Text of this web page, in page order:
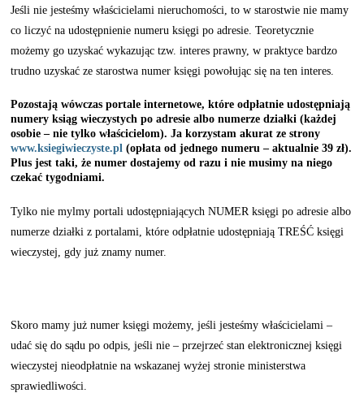
Jeśli nie jesteśmy właścicielami nieruchomości, to w starostwie nie mamy
co liczyć na udostępnienie numeru księgi po adresie. Teoretycznie
możemy go uzyskać wykazując tzw. interes prawny, w praktyce bardzo
trudno uzyskać ze starostwa numer księgi powołując się na ten interes.
Pozostają wówczas portale internetowe, które odpłatnie udostępniają
numery ksiąg wieczystych po adresie albo numerze działki (każdej
osobie – nie tylko właścicielom). Ja korzystam akurat ze strony
www.ksiegiwieczyste.pl (opłata od jednego numeru – aktualnie 39 zł).
Plus jest taki, że numer dostajemy od razu i nie musimy na niego
czekać tygodniami.
Tylko nie mylmy portali udostępniających NUMER księgi po adresie albo
numerze działki z portalami, które odpłatnie udostępniają TREŚĆ księgi
wieczystej, gdy już znamy numer.
Skoro mamy już numer księgi możemy, jeśli jesteśmy właścicielami –
udać się do sądu po odpis, jeśli nie – przejrzeć stan elektronicznej księgi
wieczystej nieodpłatnie na wskazanej wyżej stronie ministerstwa
sprawiedliwości.